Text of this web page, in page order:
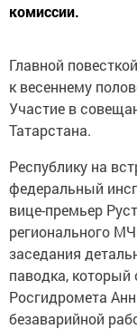
комиссии.
Главной
к весеннему
Участие в
Татарстана.
Республику на
федеральный
вице-премьер
регионального
заседания
паводка, который
Росгидромета
безаварийной